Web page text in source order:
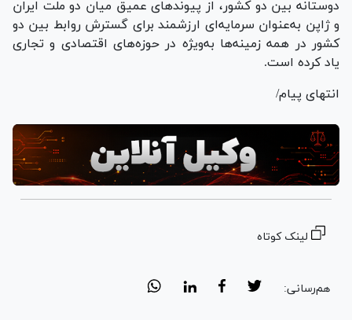
دوستانه بین دو کشور، از پیوند‌های عمیق میان دو ملت ایران
و ژاپن به‌عنوان سرمایه‌ای ارزشمند برای گسترش روابط بین دو
کشور در همه زمینه‌ها به‌ویژه در حوزه‌های اقتصادی و تجاری
یاد کرده است.
انتهای پیام/
لینک کوتاه
هم‌رسانی: